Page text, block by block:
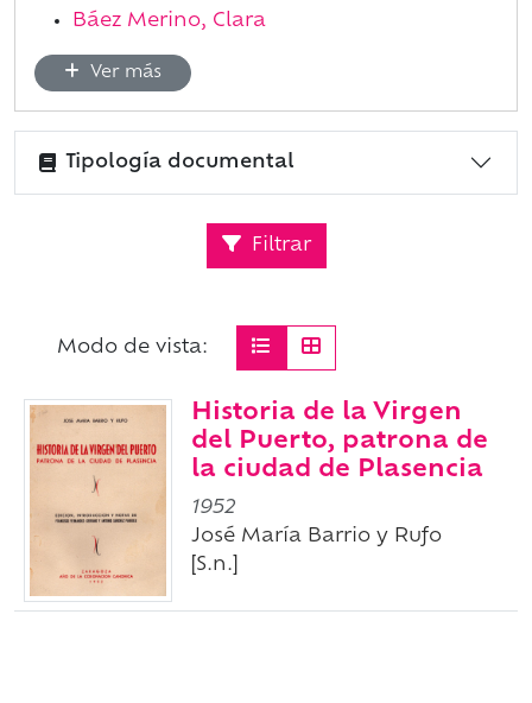
Báez Merino, Clara
Ver más
Tipología documental
Filtrar
Modo de vista:
Historia de la Virgen
del Puerto, patrona de
la ciudad de Plasencia
1952
José María Barrio y Rufo
[S.n.]